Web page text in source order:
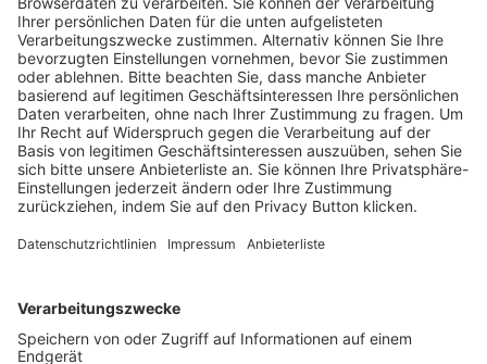
Trainerausbildung
Schulungsangebot Vereinsmitarbeiter
BFV-Geschäftsstellen
Trainerbörse
Login SpielPlus
FOLGE DEM BFV
TOP-VEREINE